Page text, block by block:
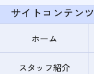
サイトコンテンツ
ホーム
スタッフ紹介